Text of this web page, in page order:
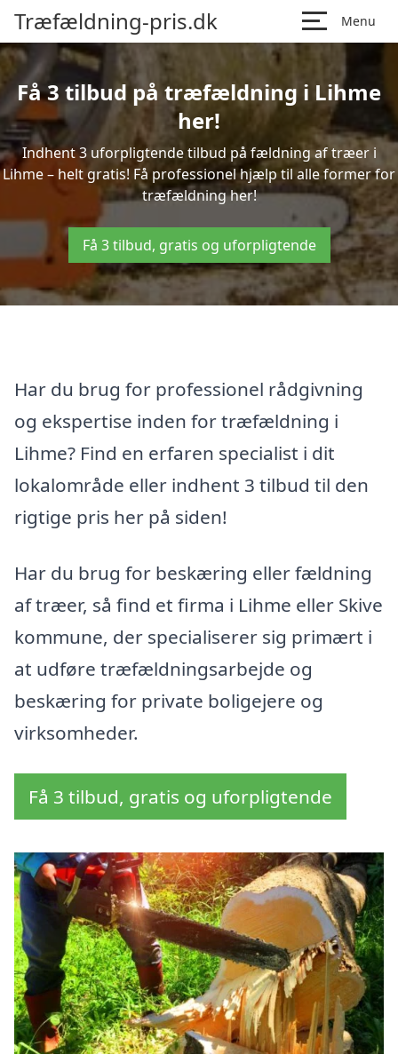
Træfældning-pris.dk Menu
Få 3 tilbud på træfældning i Lihme
her!
Indhent 3 uforpligtende tilbud på fældning af træer i
Lihme – helt gratis! Få professionel hjælp til alle former for
træfældning her!
Få 3 tilbud, gratis og uforpligtende
Har du brug for professionel rådgivning
og ekspertise inden for træfældning i
Lihme? Find en erfaren specialist i dit
lokalområde eller indhent 3 tilbud til den
rigtige pris her på siden!
Har du brug for beskæring eller fældning
af træer, så find et firma i Lihme eller Skive
kommune, der specialiserer sig primært i
at udføre træfældningsarbejde og
beskæring for private boligejere og
virksomheder.
Få 3 tilbud, gratis og uforpligtende